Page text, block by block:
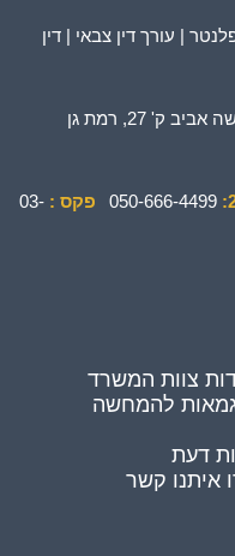
| עורך דין צבאי | דין
רח' ז'בוטינסקי 7, מגדל משה אביב ק' 27, רמת גן
050-666-4499 פקס : 03-
צוות המשרד
להמחשה
דעת
איתנו קשר